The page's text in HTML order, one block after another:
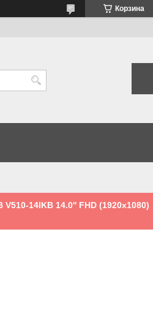
Корзина
14IKB 14.0'' FHD (1920x1080)